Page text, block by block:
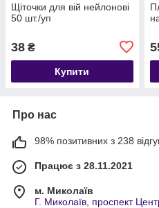
Щіточки для вій нейлонові
50 шт./уп
38 ₴
Купити
Про нас
98% позитивних з 238
Працює з 28.11.2021
м. Миколаїв
Г. Миколаїв, проспект